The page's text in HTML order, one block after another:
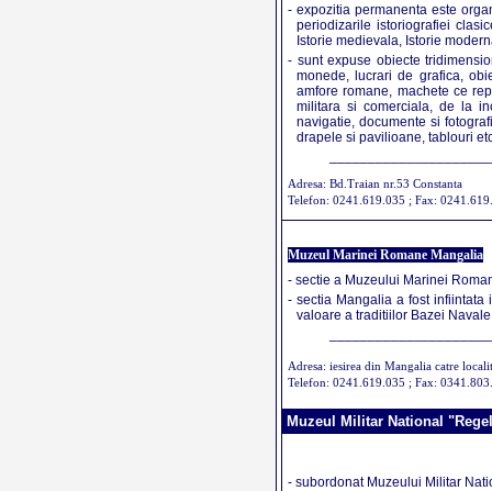
- expozitia permanenta este
periodizarile istoriografiei
Istorie medievala, Istorie
- sunt expuse obiecte
monede, lucrari de grafica,
amfore romane, machete ce
militara si comerciala, de la
navigatie, documente si
drapele si pavilioane, tablouri
Adresa: Bd.Traian nr.53 Constanta
Telefon: 0241.619.035 ; Fax:
Muzeul Marinei Romane Mangalia
- sectie a Muzeului Marinei
- sectia Mangalia a fost
valoare a traditiilor Bazei
Adresa: iesirea din Mangalia catre
Telefon: 0241.619.035 ; Fax:
Muzeul Militar National
- subordonat Muzeului Militar